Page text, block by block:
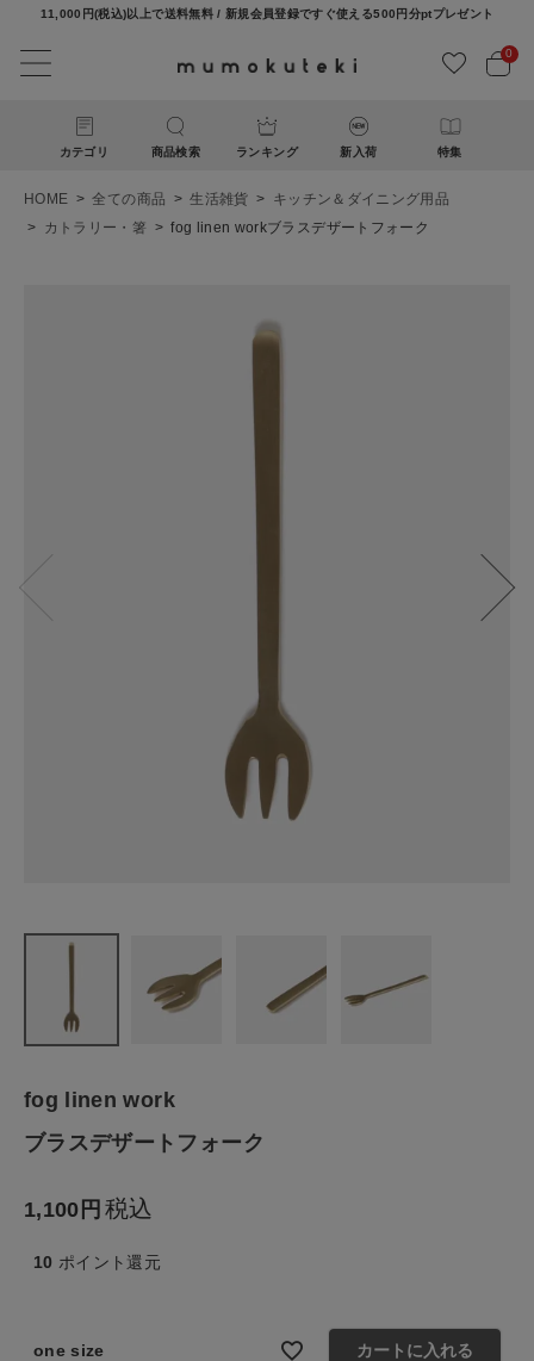
11,000円(税込)以上で送料無料 / 新規会員登録ですぐ使える500円分ptプレゼント
0
カテゴリ 商品検索 ランキング 新入荷 特集
ナチュラル服
生活雑貨
食品
ギフト
HOME 全ての商品 生活雑貨
キッチン＆ダイニング用品
カトラリー・箸
fog linen workブラスデザートフォーク
fog linen work
ブラスデザートフォーク
1,100 税込
10 ポイント還元
one size カートに入れる